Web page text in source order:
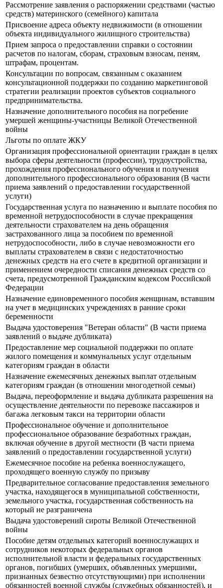
Рассмотрение заявления о распоряжении средствами (частью
средств) материнского (семейного) капитала
Присвоение адреса объекту недвижимости (в отношении
объекта индивидуального жилищного строительства)
Прием запроса о предоставлении справки о состоянии
расчетов по налогам, сборам, страховым взносам, пеням,
штрафам, процентам.
Консультации по вопросам, связанным с оказанием
консультационной поддержки по созданию маркетинговой
стратегии реализации проектов субъектов социального
предпринимательства.
Назначение дополнительного пособия на погребение
умершей женщины-участницы Великой Отечественной
войны
Льготы по оплате ЖКУ
Организация профессиональной ориентации граждан в целях
выбора сферы деятельности (профессии), трудоустройства,
прохождения профессионального обучения и получения
дополнительного профессионального образования (В части
приема заявлений о предоставлении государственной
услуги)
Государственная услуга по назначению и выплате пособия по
временной нетрудоспособности в случае прекращения
деятельности страхователем на день обращения
застрахованного лица за пособием по временной
нетрудоспособности, либо в случае невозможности его
выплаты страхователем в связи с недостаточностью
денежных средств на его счете в кредитной организации и
применением очередности списания денежных средств со
счета, предусмотренной Гражданским кодексом Российской
Федерации
Назначение единовременного пособия женщинам, вставшим
на учет в медицинских учреждениях в ранние сроки
беременности
Выдача удостоверения "Ветеран области" (В части приема
заявлений о выдаче дубликата)
Предоставление мер социальной поддержки по оплате
жилого помещения и коммунальных услуг отдельным
категориям граждан в области
Назначение ежемесячных денежных выплат отдельным
категориям граждан (в отношении многодетной семьи)
Выдача, переоформление и выдача дубликата разрешения на
осуществление деятельности по перевозке пассажиров и
багажа легковым такси на территории области
Профессиональное обучение и дополнительное
профессиональное образование безработных граждан,
включая обучение в другой местности (В части приема
заявлений о предоставлении государственной услуги)
Ежемесячное пособие на ребенка военнослужащего,
проходящего военную службу по призыву
Предварительное согласование предоставления земельного
участка, находящегося в муниципальной собственности,
земельного участка, государственная собственность на
который не разграничена
Выдача удостоверений сироты Великой Отечественной
войны
Пособие детям отдельных категорий военнослужащих и
сотрудников некоторых федеральных органов
исполнительной власти и федеральных государственных
органов, погибших (умерших, объявленных умершими,
признанных безвестно отсутствующими) при исполнении
обязанностей военной службы (служебных обязанностей), и